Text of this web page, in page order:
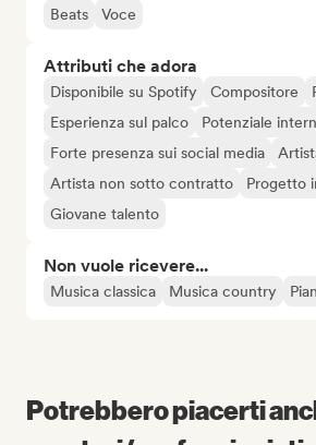
Beats Voce
Attributi che adora
Disponibile su Spotify Compositore
Esperienza sul palco
Potenziale
Forte presenza sui social media
Artista non sotto contratto
Progetto
Giovane talento
Non vuole ricevere...
Musica classica Musica country
Potrebbero piacerti